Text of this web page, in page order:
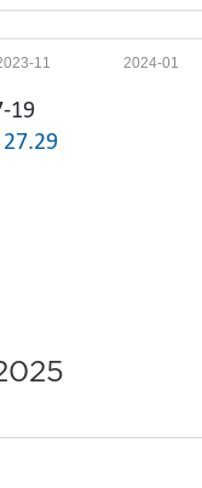
2024-01
11
19